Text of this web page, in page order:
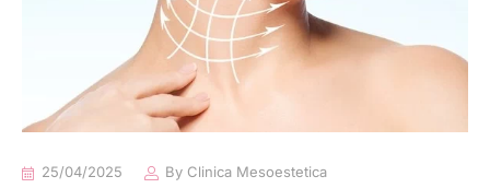
25/04/2025 By Clinica Mesoestetica